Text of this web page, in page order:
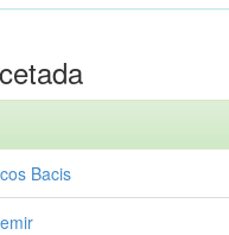
Bacis